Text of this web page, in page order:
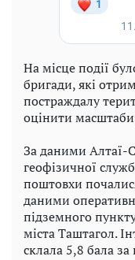
На місце події
бригади, які
постраждалу
оцінити
За даними Алтаї-
геофізичної
поштовхи
даними
підземного
міста Таштагол.
склала 5,8 бала